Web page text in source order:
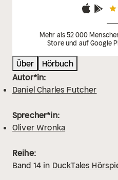
Mehr als 52 000
Store und auf Google
Über
Hörbuch
Autor*in:
Daniel Charles Futcher
Sprecher*in:
Oliver Wronka
Reihe:
Band 14 in DuckTales